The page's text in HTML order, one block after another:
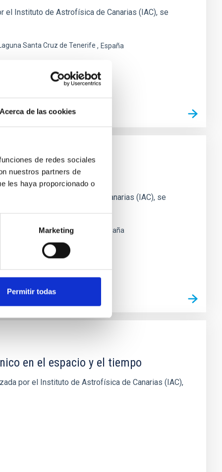
de las cookies
de redes sociales
nuestros partners de
les haya proporcionado o
Marketing
Permitir todas
el Instituto de Astrofísica de Canarias (IAC), se
Santa Cruz de Tenerife España
Instituto de Astrofísica de Canarias (IAC), se
Santa Cruz de Tenerife España
en el espacio y el tiempo
por el Instituto de Astrofísica de Canarias (IAC),